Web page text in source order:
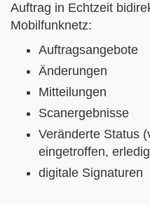
Auftrag in Echtzeit
Mobilfunknetz:
Auftragsangebote
Änderungen
Mitteilungen
Scanergebnisse
Veränderte Status
eingetroffen,
digitale Signaturen